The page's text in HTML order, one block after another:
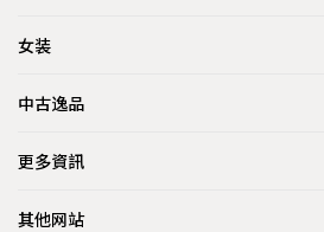
女装
中古逸品
更多資訊
其他网站